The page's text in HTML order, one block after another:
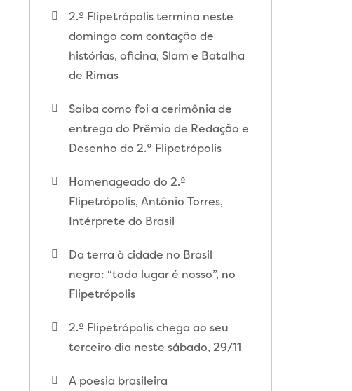
2.º Flipetrópolis termina neste
domingo com contação de
histórias, oficina, Slam e Batalha
de Rimas
Saiba como foi a cerimônia de
entrega do Prêmio de Redação e
Desenho do 2.º Flipetrópolis
Homenageado do 2.º
Flipetrópolis, Antônio Torres,
Intérprete do Brasil
Da terra à cidade no Brasil
negro: “todo lugar é nosso”, no
Flipetrópolis
2.º Flipetrópolis chega ao seu
terceiro dia neste sábado, 29/11
A poesia brasileira